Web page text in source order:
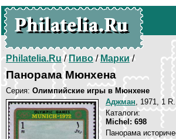
Philatelia.Ru/Пиво/Марки/
Панорама Мюнхена
Серия: Олимпийские игры в Мюнхене
Аджман, 1971, 1
Каталоги:
Michel: 698
Панорама